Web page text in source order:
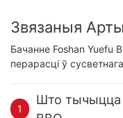
Звязаныя
Бачанне Foshan Yuefu
перарасці ў
1
Што тычыцца